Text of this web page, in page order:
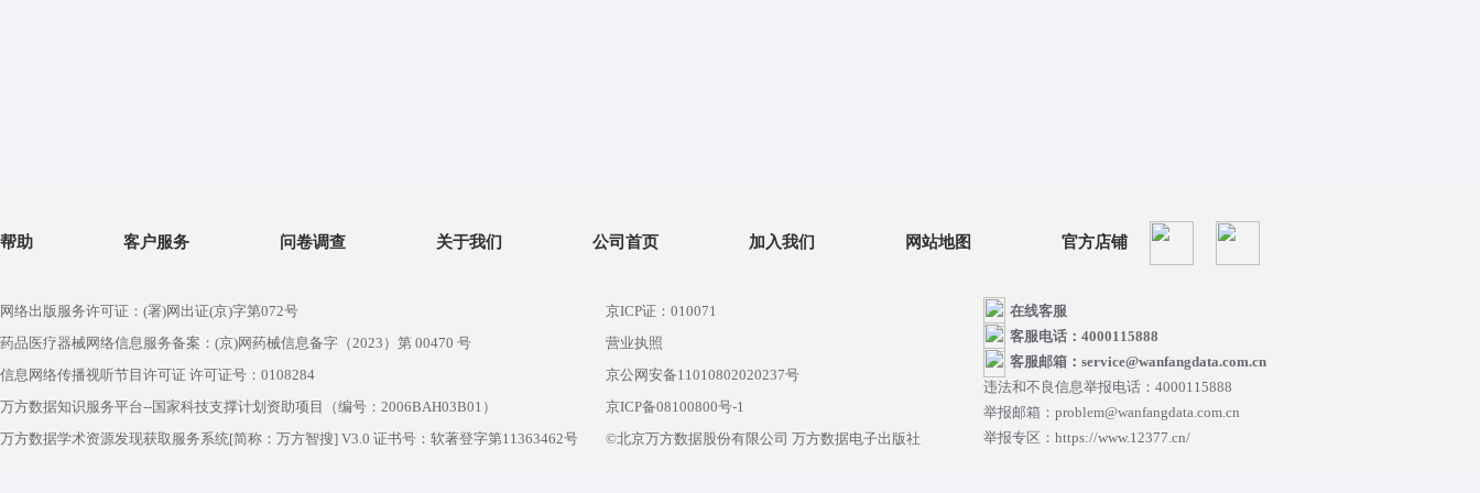
帮助 客户服务 问卷调查 关于我们 公司首页 加入我们 网站地图 官方店铺
网络出版服务许可证：(署)网出证(京)字第072号
药品医疗器械网络信息服务备案：(京)网药械信息备字（2023）第 00470 号
信息网络传播视听节目许可证 许可证号：0108284
万方数据知识服务平台--国家科技支撑计划资助项目（编号：2006BAH03B01）
万方数据学术资源发现获取服务系统[简称：万方智搜] V3.0 证书号：软著登字第11363462号
京ICP证：010071
营业执照
京公网安备11010802020237号
京ICP备08100800号-1
©北京万方数据股份有限公司 万方数据电子出版社
在线客服
客服电话：4000115888
客服邮箱：service@wanfangdata.com.cn
违法和不良信息举报电话：4000115888
举报邮箱：problem@wanfangdata.com.cn
举报专区：https://www.12377.cn/